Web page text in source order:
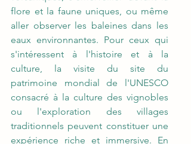
flore et la faune uniques, ou même
aller observer les baleines dans les
eaux environnantes. Pour ceux qui
s'intéressent à l'histoire et à la
culture, la visite du site du
patrimoine mondial de l'UNESCO
consacré à la culture des vignobles
ou l'exploration des villages
traditionnels peuvent constituer une
expérience riche et immersive. En